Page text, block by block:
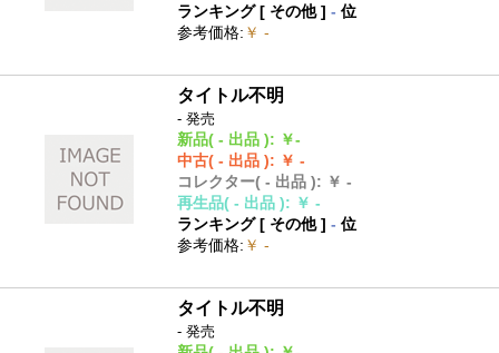
ランキング [ その他]- 位
参考価格: ￥ -
タイトル不明
- 発売
新品( - 出品 ): ￥-
中古( - 出品 ): ￥ -
コレクター( - 出品 ): ￥ -
再生品( - 出品 ): ￥ -
ランキング [ その他]- 位
参考価格: ￥ -
タイトル不明
- 発売